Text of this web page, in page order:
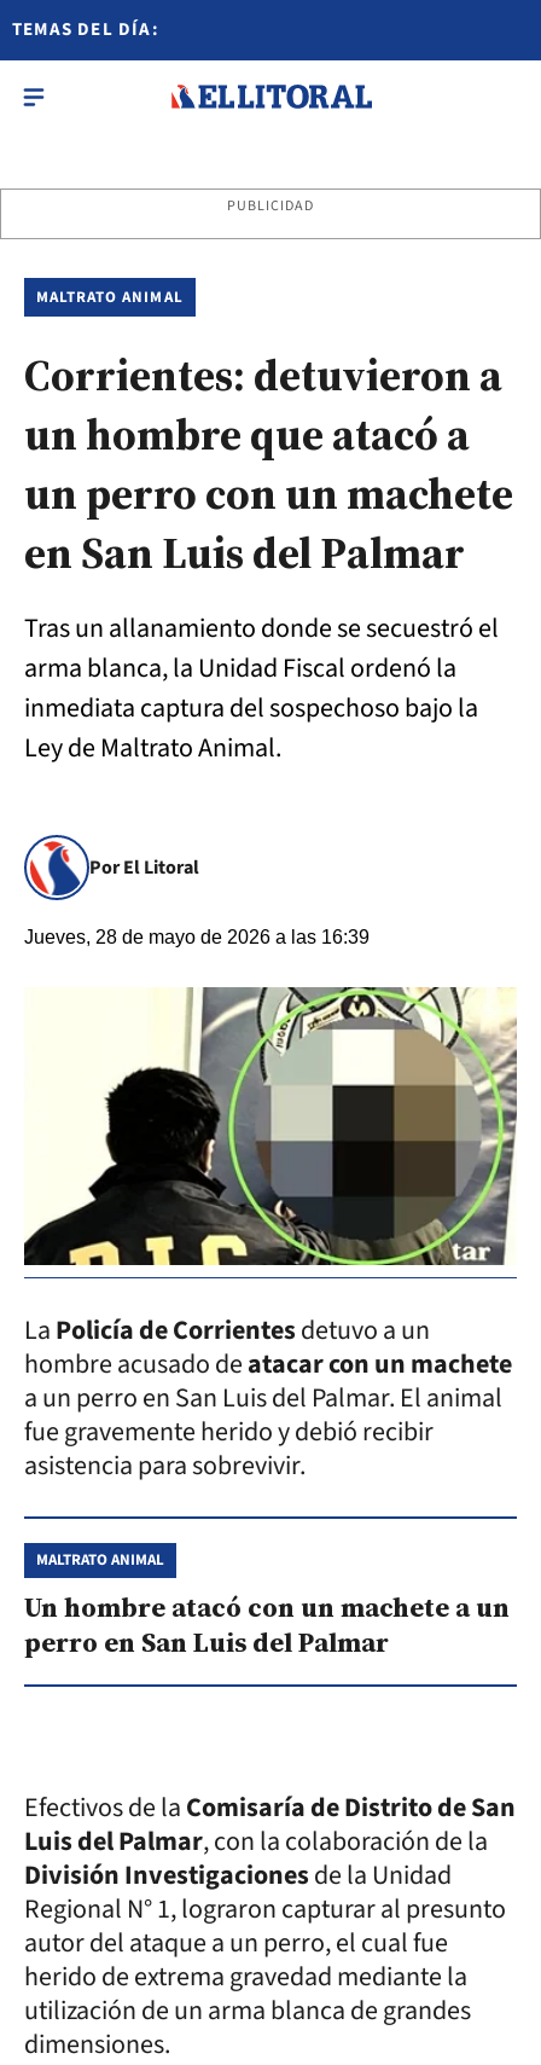
TEMAS DEL DÍA:
PUBLICIDAD
MALTRATO ANIMAL
Corrientes: detuvieron a
un hombre que atacó a
un perro con un machete
en San Luis del Palmar
Tras un allanamiento donde se secuestró el
arma blanca, la Unidad Fiscal ordenó la
inmediata captura del sospechoso bajo la
Ley de Maltrato Animal.
Por El Litoral
Jueves, 28 de mayo de 2026 a las 16:39
LaPolicía de Corrientesdetuvo a un
hombre acusado deatacar con un machete
a un perro en San Luis del Palmar. El animal
fue gravemente herido y debió recibir
asistencia para sobrevivir.
MALTRATO ANIMAL
Un hombre atacó con un machete a un
perro en San Luis del Palmar
Efectivos de laComisaría de Distrito de San
Luis del Palmar, con la colaboración de la
División Investigacionesde la Unidad
Regional N° 1, lograron capturar al presunto
autor del ataque a un perro, el cual fue
herido de extrema gravedad mediante la
utilización de un arma blanca de grandes
dimensiones.